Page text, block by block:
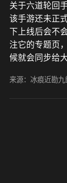
关于六道轮回
该手游还未正
下上线后会不
注它的专题页
候就会同步给大
来源：冰痕近勘九